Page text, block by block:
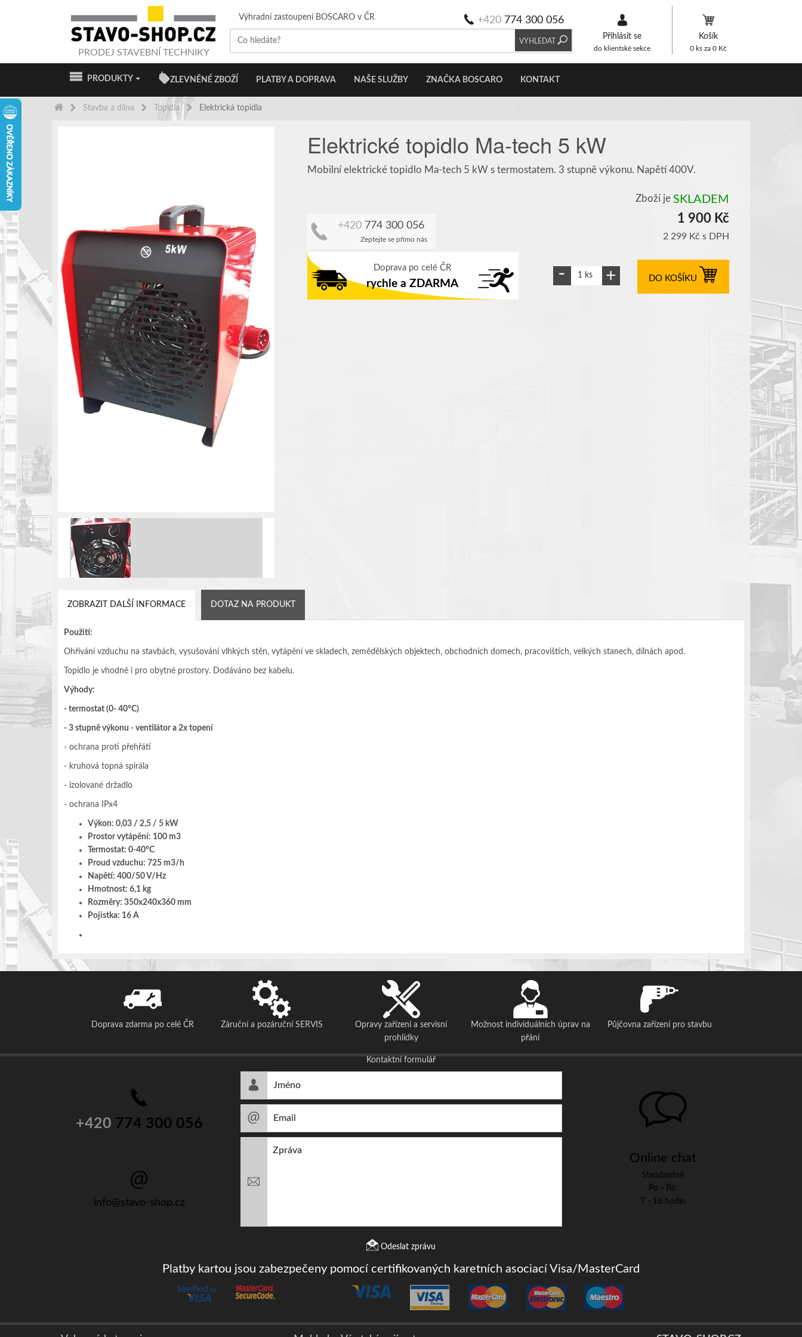
PRODEJ STAVEBNÍ TECHNIKY
Přihlásit se
do klientské sekce
Košík
0 ks za 0 Kč
Výhradní zastoupení BOSCARO v ČR +420774 300 056
VYHLEDAT
PRODUKTY ZLEVNĚNÉ ZBOŽÍ PLATBY A DOPRAVA NAŠE SLUŽBY ZNAČKA BOSCARO KONTAKT
Stavba a dílna Topidla Elektrická topidla
Elektrické topidlo Ma-tech 5 kW
Mobilní elektrické topidlo Ma-tech 5 kW s termostatem. 3 stupně výkonu. Napětí 400V.
Zboží je SKLADEM
+420 774 300 056
Zeptejte se přímo nás
1 900 Kč
2 299 Kč s DPH
Doprava po celé ČR
rychle a ZDARMA DO KOŠÍKU
ZOBRAZIT DALŠÍ INFORMACE DOTAZ NA PRODUKT
Použití:
Ohřívání vzduchu na stavbách, vysušování vlhkých stěn, vytápění ve skladech, zemědělských objektech, obchodních domech, pracovištích, velkých stanech, dílnách apod.
Topidlo je vhodné i pro obytné prostory. Dodáváno bez kabelu.
Výhody:
- termostat (0- 40°C)
- 3 stupně výkonu - ventilátor a 2x topení
- ochrana proti přehřátí
- kruhová topná spirála
- izolované držadlo
- ochrana IPx4
Výkon: 0,03 / 2,5 / 5 kW
Prostor vytápění: 100 m3
Termostat: 0-40°C
Proud vzduchu: 725 m3/h
Napětí: 400/50 V/Hz
Hmotnost: 6,1 kg
Rozměry: 350x240x360 mm
Pojistka: 16 A
Doprava zdarma po celé ČR Záruční a pozáruční SERVIS
Opravy zařízení a servisní
prohlídky
Možnost individuálních úprav na
přání
Půjčovna zařízení pro stavbu
+420 774 300 056
info@stavo-shop.cz
Kontaktní formulář
Odeslat zprávu
Online chat
Standardně
Po - Pá:
7 - 16 hodin
Platby kartou jsou zabezpečeny pomocí certifikovaných karetních asociací Visa/MasterCard